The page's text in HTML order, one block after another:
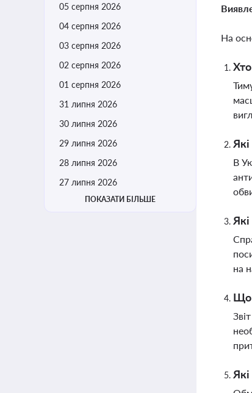
05 серпня 2026
04 серпня 2026
03 серпня 2026
02 серпня 2026
01 серпня 2026
31 липня 2026
30 липня 2026
29 липня 2026
28 липня 2026
27 липня 2026
ПОКАЗАТИ БІЛЬШЕ
На
В
на
Що